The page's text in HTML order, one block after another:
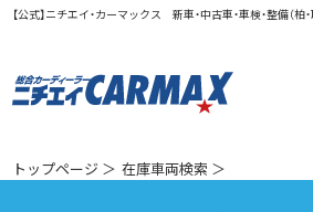
【公式】ニチエイ・カーマックス 新車・中古車・車検・整備（柏・
総合カ
トップページ ＞ 在庫車両検索 ＞